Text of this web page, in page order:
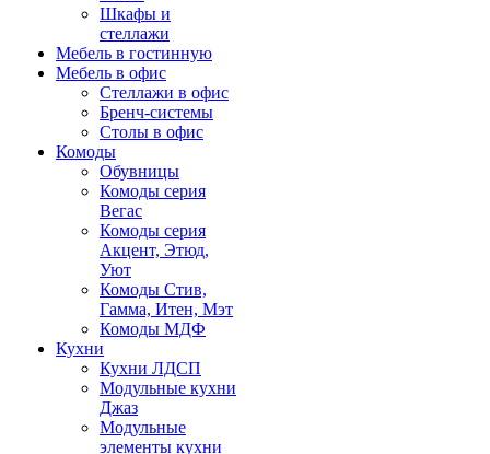
Шкафы и
стеллажи
Мебель в гостинную
Мебель в офис
Стеллажи в офис
Бренч-системы
Столы в офис
Комоды
Обувницы
Комоды серия
Вегас
Комоды серия
Акцент, Этюд,
Уют
Комоды Стив,
Гамма, Итен, Мэт
Комоды МДФ
Кухни
Кухни ЛДСП
Модульные кухни
Джаз
Модульные
элементы кухни